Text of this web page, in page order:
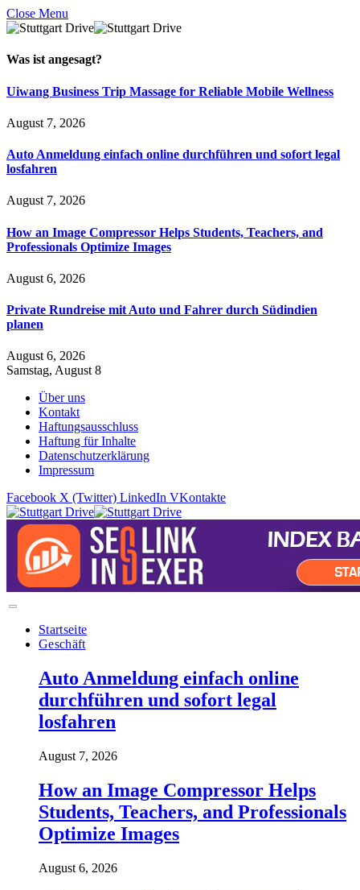
Close Menu
Was ist angesagt?
Uiwang Business Trip Massage for Reliable Mobile Wellness
August 7, 2026
Auto Anmeldung einfach online durchführen und sofort legal
losfahren
August 7, 2026
How an Image Compressor Helps Students, Teachers, and
Professionals Optimize Images
August 6, 2026
Private Rundreise mit Auto und Fahrer durch Südindien
planen
August 6, 2026
Samstag, August 8
Über uns
Kontakt
Haftungsausschluss
Haftung für Inhalte
Datenschutzerklärung
Impressum
Facebook X (Twitter) LinkedIn VKontakte
Startseite
Geschäft
Auto Anmeldung einfach online
durchführen und sofort legal
losfahren
August 7, 2026
How an Image Compressor Helps
Students, Teachers, and Professionals
Optimize Images
August 6, 2026